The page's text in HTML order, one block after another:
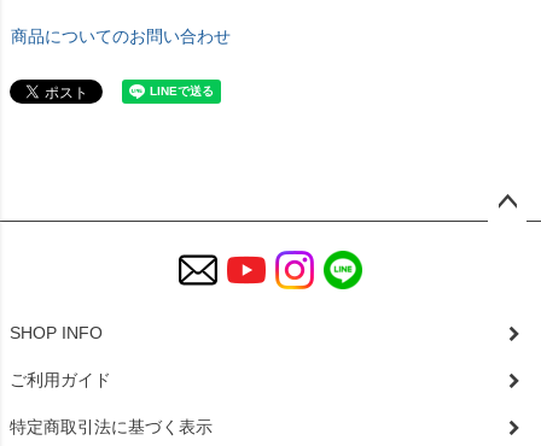
商品についてのお問い合わせ
SHOP INFO
ご利用ガイド
特定商取引法に基づく表示